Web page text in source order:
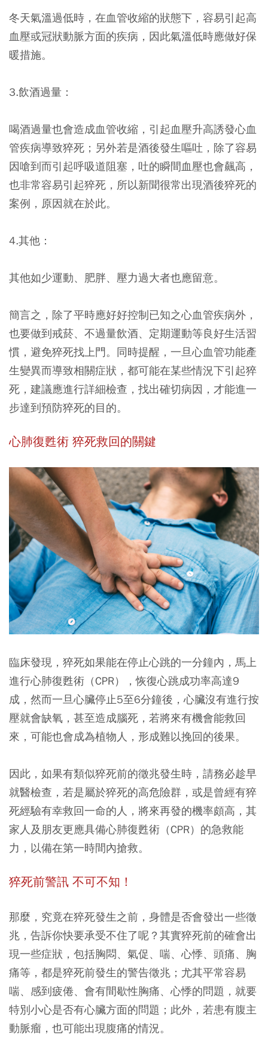
冬天氣溫過低時，在血管收縮的狀態下，容易引起高
血壓或冠狀動脈方面的疾病，因此氣溫低時應做好保
暖措施。
3.飲酒過量：
喝酒過量也會造成血管收縮，引起血壓升高誘發心血
管疾病導致猝死；另外若是酒後發生嘔吐，除了容易
因嗆到而引起呼吸道阻塞，吐的瞬間血壓也會飆高，
也非常容易引起猝死，所以新聞很常出現酒後猝死的
案例，原因就在於此。
4.其他：
其他如少運動、肥胖、壓力過大者也應留意。
簡言之，除了平時應好好控制已知之心血管疾病外，
也要做到戒菸、不過量飲酒、定期運動等良好生活習
慣，避免猝死找上門。 同時提醒，一旦心血管功能產
生變異而導致相關症狀，都可能在某些情況下引起猝
死，建議應進行詳細檢查，找出確切病因，才能進一
步達到預防猝死的目的。
心肺復甦術 猝死救回的關鍵
臨床發現， 猝死如果能在停止心跳的一分鐘內，馬上
進行心肺復甦術（CPR），恢復心跳成功率高達9
成 ，然而一旦心臟停止5至6分鐘後，心臟沒有進行按
壓就會缺氧，甚至造成腦死，若將來有機會能救回
來，可能也會成為植物人，形成難以挽回的後果。
因此，如果有類似猝死前的徵兆發生時，請務必趁早
就醫檢查，若是屬於猝死的高危險群，或是曾經有猝
死經驗有幸救回一命的人，將來再發的機率頗高，其
家人及朋友更應具備心肺復甦術（CPR）的急救能
力，以備在第一時間內搶救。
猝死前警訊 不可不知！
那麼，究竟在猝死發生之前，身體是否會發出一些徵
兆，告訴你快要承受不住了呢？其實猝死前的確會出
現一些症狀，包括胸悶、氣促、喘、心悸、頭痛、胸
痛等，都是猝死前發生的警告徵兆；尤其平常容易
喘、感到疲倦、會有間歇性胸痛、心悸的問題，就要
特別小心是否有心臟方面的問題；此外，若患有腹主
動脈瘤，也可能出現腹痛的情況。